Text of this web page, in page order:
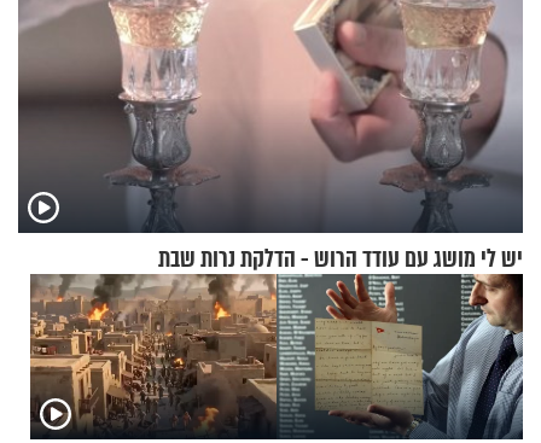
יש לי מושג עם עודד הרוש - הדלקת נרות שבת